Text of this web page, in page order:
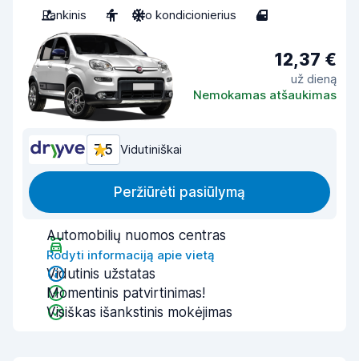
Rankinis
4 Oro kondicionierius 4
12,37 €
už dieną
Nemokamas atšaukimas
7,5 Vidutiniškai
Peržiūrėti pasiūlymą
Automobilių nuomos centras
Rodyti informaciją apie vietą
Vidutinis užstatas
Momentinis patvirtinimas!
Visiškas išankstinis mokėjimas